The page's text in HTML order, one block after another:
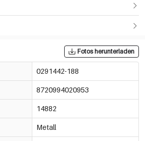
Fotos herunterladen
0291442-188
8720994020953
14882
Metall